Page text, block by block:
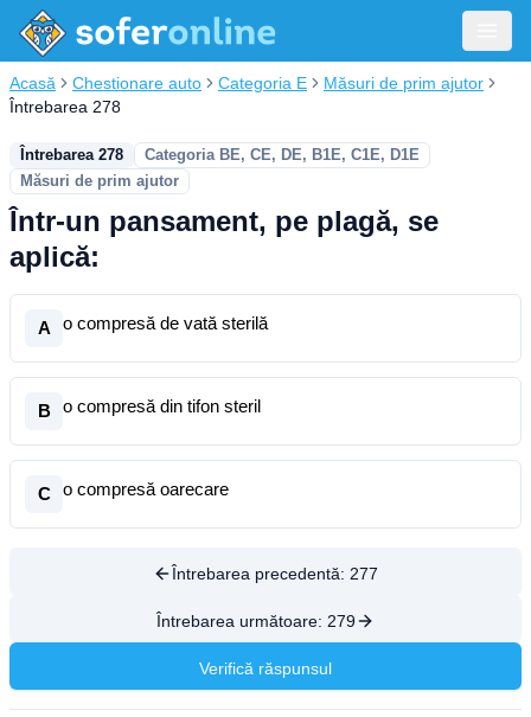
Acasă Chestionare auto Categoria E
Măsuri de prim ajutor
Întrebarea 278
Întrebarea 278
Categoria BE, CE, DE, B1E, C1E, D1E
Măsuri de prim ajutor
Într-un pansament, pe plagă, se
aplică:
A o compresă de vată sterilă
B o compresă din tifon steril
C o compresă oarecare
Întrebarea precedentă: 277
Întrebarea următoare: 279
Verifică răspunsul